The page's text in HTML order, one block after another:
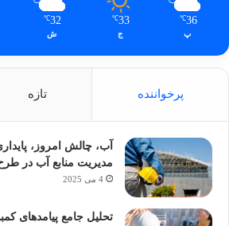
36
℃
پ
33
℃
ج
32
℃
ش
پرخواننده تازه
آب، چالش امروز،
مدیریت منابع آب در
4 می 2025
تحلیل جامع پیامدهای